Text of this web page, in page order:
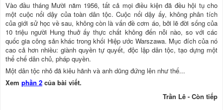
Vào đầu tháng Mười năm 1956, tất cả mọi điều kiện đã đều hội tụ cho
một cuộc nổi dậy của toàn dân tộc. Cuộc nổi dậy ấy, không phân tích
của giới sử học về sau, không còn là vấn đề cơm áo, bởi lẽ đời sống của
10 triệu người Hung thuở ấy thực chất không đến nỗi nào, so với các
quốc gia công sản khác trong khối Hiệp ước Warszawa. Mục đích của nó
cao cả hơn nhiều: giành quyền tự quyết, độc lập dân tộc, tạo dựng một
thể chế dân chủ, pháp quyền.
Một dân tộc nhỏ đã kiêu hãnh và anh dũng đứng lên như thế...
Xem phần 2 của bài viết.
Trần Lê - Còn tiếp